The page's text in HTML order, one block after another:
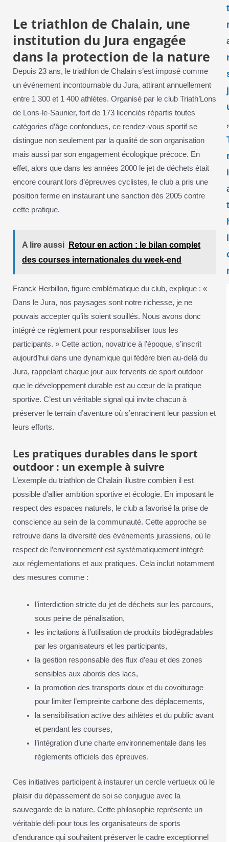
Le triathlon de Chalain, une
institution du Jura engagée
dans la protection de la nature
Depuis 23 ans, le triathlon de Chalain s’est imposé comme
un événement incontournable du Jura, attirant annuellement
entre 1 300 et 1 400 athlètes. Organisé par le club Triath’Lons
de Lons-le-Saunier, fort de 173 licenciés répartis toutes
catégories d’âge confondues, ce rendez-vous sportif se
distingue non seulement par la qualité de son organisation
mais aussi par son engagement écologique précoce. En
effet, alors que dans les années 2000 le jet de déchets était
encore courant lors d’épreuves cyclistes, le club a pris une
position ferme en instaurant une sanction dès 2005 contre
cette pratique.
A lire aussi
Retour en action : le bilan complet
des courses internationales du week-end
Franck Herbillon, figure emblématique du club, explique : «
Dans le Jura, nos paysages sont notre richesse, je ne
pouvais accepter qu’ils soient souillés. Nous avons donc
intégré ce règlement pour responsabiliser tous les
participants. » Cette action, novatrice à l’époque, s’inscrit
aujourd’hui dans une dynamique qui fédère bien au-delà du
Jura, rappelant chaque jour aux fervents de sport outdoor
que le développement durable est au cœur de la pratique
sportive. C’est un véritable signal qui invite chacun à
préserver le terrain d’aventure où s’enracinent leur passion et
leurs efforts.
Les pratiques durables dans le sport
outdoor : un exemple à suivre
L’exemple du triathlon de Chalain illustre combien il est
possible d’allier ambition sportive et écologie. En imposant le
respect des espaces naturels, le club a favorisé la prise de
conscience au sein de la communauté. Cette approche se
retrouve dans la diversité des événements jurassiens, où le
respect de l’environnement est systématiquement intégré
aux réglementations et aux pratiques. Cela inclut notamment
des mesures comme :
l’interdiction stricte du jet de déchets sur les parcours,
sous peine de pénalisation,
les incitations à l’utilisation de produits biodégradables
par les organisateurs et les participants,
la gestion responsable des flux d’eau et des zones
sensibles aux abords des lacs,
la promotion des transports doux et du covoiturage
pour limiter l’empreinte carbone des déplacements,
la sensibilisation active des athlètes et du public avant
et pendant les courses,
l’intégration d’une charte environnementale dans les
règlements officiels des épreuves.
Ces initiatives participent à instaurer un cercle vertueux où le
plaisir du dépassement de soi se conjugue avec la
sauvegarde de la nature. Cette philosophie représente un
véritable défi pour tous les organisateurs de sports
d’endurance qui souhaitent préserver le cadre exceptionnel
j
,
i
l